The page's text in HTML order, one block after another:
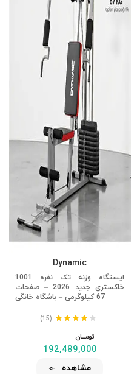
Dynamic
ایستگاه وزنه تک نفره 1001
خاکستری جدید 2026 – صفحات
67 کیلوگرمی – باشگاه خانگی
(15)
تومــــــان
192,489,000
مشاهده